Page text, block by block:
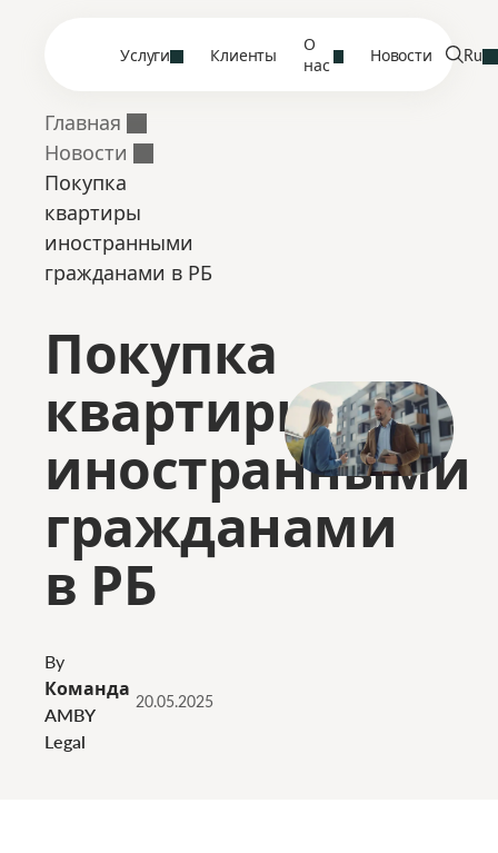
Услуги Клиенты
О
нас
Новости Ru
Главная
Новости
Покупка
квартиры
иностранными
гражданами в РБ
Покупка
квартиры
иностранными
гражданами
в РБ
By
Команда
AMBY
Legal
20.05.2025